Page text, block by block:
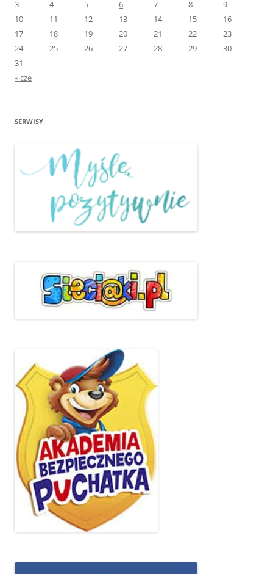
3
4 5 6 7 8
9
10
11 12 13 14 15
16
17
18 19 20 21 22
23
24
25 26 27 28 29
30
31
« cze
SERWISY